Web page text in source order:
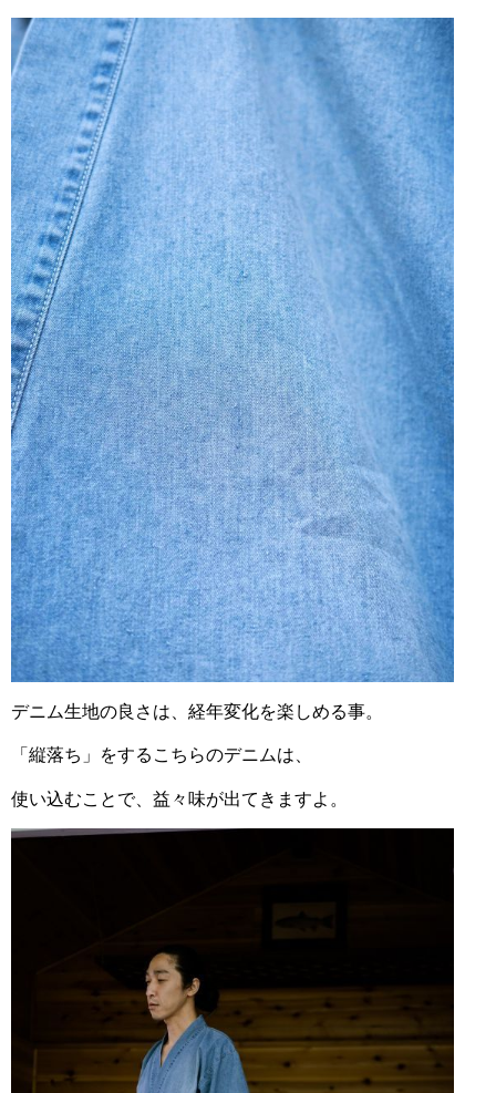
デニム生地の良さは、経年変化を楽しめる事。
「縦落ち」をするこちらのデニムは、
使い込むことで、益々 味が出てきますよ。